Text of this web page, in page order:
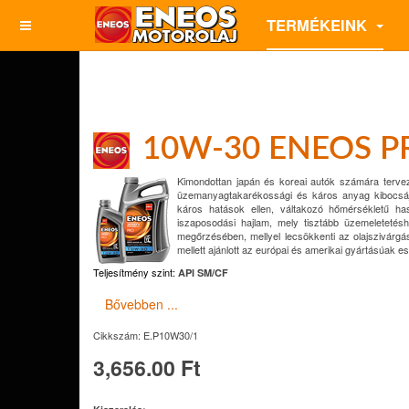
TERMÉKEINK
10W-30 ENEOS
Kimondottan japán és koreai autók számára
üzemanyagtakarékossági és káros anyag
káros hatások ellen, váltakozó hőmérsékletű
iszaposodási hajlam, mely tisztább
megőrzésében, mellyel lecsökkenti az
mellett ajánlott az európai és amerikai gyártásúak
Teljesítmény szint: API SM/CF
Bővebben ...
Cikkszám: E.P10W30/1
3,656.00 Ft